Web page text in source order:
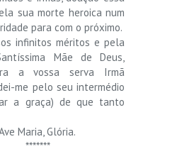
sua morte heroica num
para com o próximo.
infinitos méritos e pela
Mãe de Deus,
a vossa serva Irmã
me pelo seu intermédio
a graça) de que tanto
Maria, Glória.